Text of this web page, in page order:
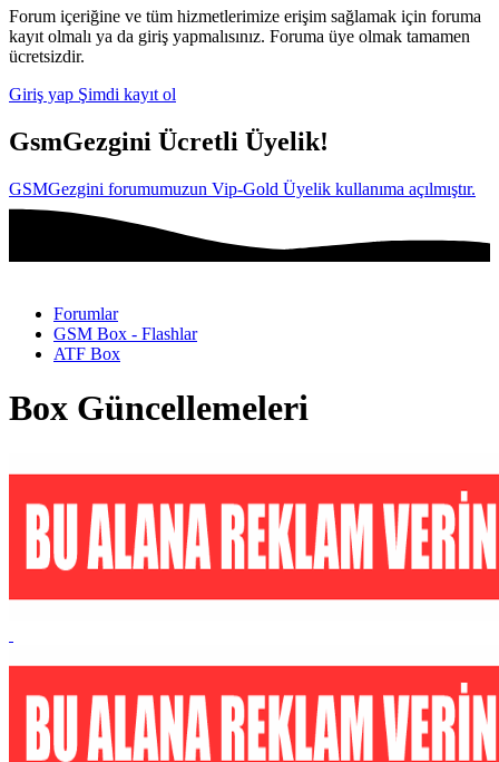
Forum içeriğine ve tüm hizmetlerimize erişim sağlamak için foruma
kayıt olmalı ya da giriş yapmalısınız. Foruma üye olmak tamamen
ücretsizdir.
Giriş yap Şimdi kayıt ol
GsmGezgini Ücretli Üyelik!
GSMGezgini forumumuzun Vip-Gold Üyelik kullanıma açılmıştır.
Forumlar
GSM Box - Flashlar
ATF Box
Box Güncellemeleri